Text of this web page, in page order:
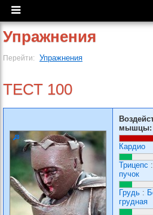
Упражнения
Перейти: Упражнения
ТЕСТ 100
мышцы:
Кардио
Трицепс :
пучок
Грудь :
грудная